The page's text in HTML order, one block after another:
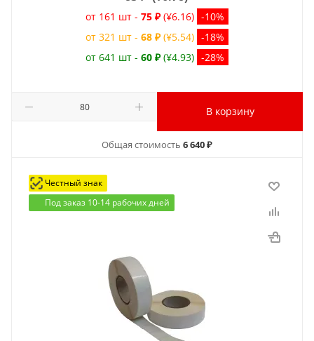
от 161 шт - 75 ₽ (¥6.16) -10%
от 321 шт - 68 ₽ (¥5.54) -18%
от 641 шт - 60 ₽ (¥4.93) -28%
В корзину
Общая стоимость 6 640 ₽
Честный знак
Под заказ 10-14 рабочих дней